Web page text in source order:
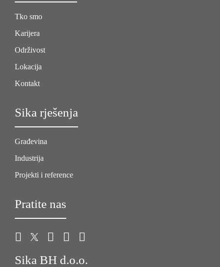
Tko smo
Karijera
Održivost
Lokacija
Kontakt
Sika rješenja
Građevina
Industrija
Projekti i reference
Pratite nas
Sika BH d.o.o.